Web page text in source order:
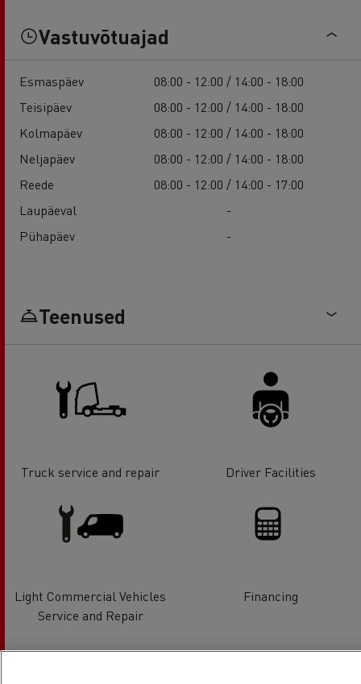
Vastuvõtuajad
Esmaspäev
08:00 - 12:00 / 14:00 - 18:00
Teisipäev
08:00 - 12:00 / 14:00 - 18:00
Kolmapäev
08:00 - 12:00 / 14:00 - 18:00
Neljapäev
08:00 - 12:00 / 14:00 - 18:00
Reede
08:00 - 12:00 / 14:00 - 17:00
Laupäeval
-
Pühapäev
-
Teenused
Truck service and repair Driver Facilities
Light Commercial Vehicles
Service and Repair
Financing